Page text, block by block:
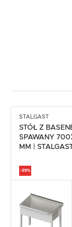
STALGAST
STÓŁ Z
SPAWANY
MM |
-39%